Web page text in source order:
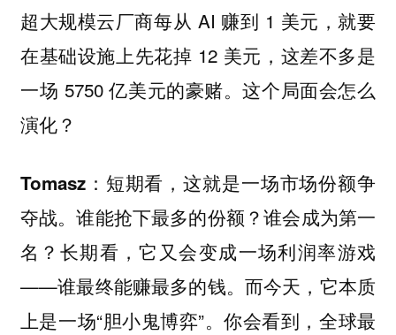
超大规模云厂商每从 AI 赚到 1 美元，就要
在基础设施上先花掉 12 美元，这差不多是
一场 5750 亿美元的豪赌。这个局面会怎么
演化？
Tomasz： 短期看，这就是一场市场份额争
夺战。谁能抢下最多的份额？谁会成为第一
名？长期看，它又会变成一场利润率游戏
——谁最终能赚最多的钱。而今天，它本质
上是一场“胆小鬼博弈”。你会看到，全球最